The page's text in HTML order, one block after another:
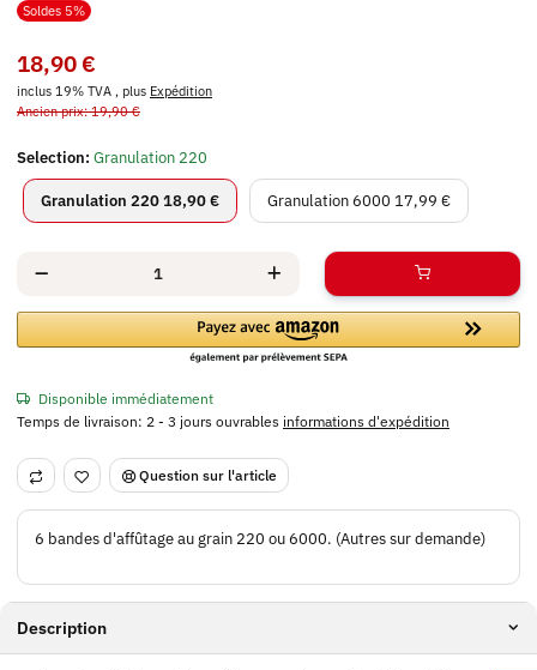
Soldes 5%
18,90 €
inclus 19% TVA , plus Expédition
Ancien prix: 19,90 €
Selection: Granulation 220
Granulation 220Granulation 220
18,90 € Granulation 6000 Granulation 6000
17,99 €
Disponible immédiatement
Temps de livraison: 2 - 3 jours ouvrables informations d'expédition
Question sur l'article
6 bandes d'affûtage au grain 220 ou 6000. (Autres sur demande)
Description